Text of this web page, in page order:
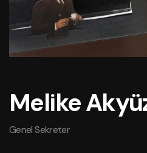
Melike
Genel Sekreter